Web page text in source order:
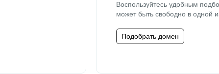
Воспользуйтесь удобным
может быть свободно в одной
Подобрать домен